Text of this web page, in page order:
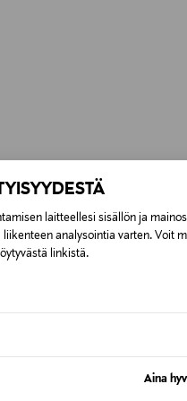
laitteellesi sisällön ja
analysointia varten. Voit
linkistä.
Aina